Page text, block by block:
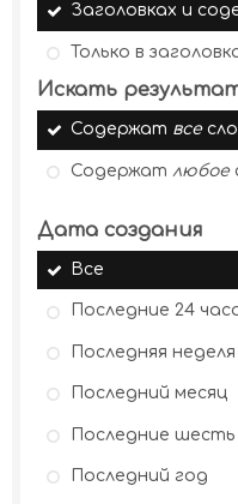
Заголовках и
Только в
Искать
Содержат все
Содержат любое
Дата создания
Все
Последние 24
Последняя неделя
Последний месяц
Последние шесть
Последний год